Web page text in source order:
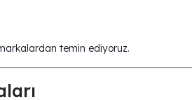
temin ediyoruz.